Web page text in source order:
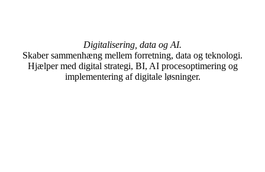
Digitalisering, data og AI.
Skaber sammenhæng mellem forretning, data og teknologi.
Hjælper med digital strategi, BI, AI procesoptimering og
implementering af digitale løsninger.